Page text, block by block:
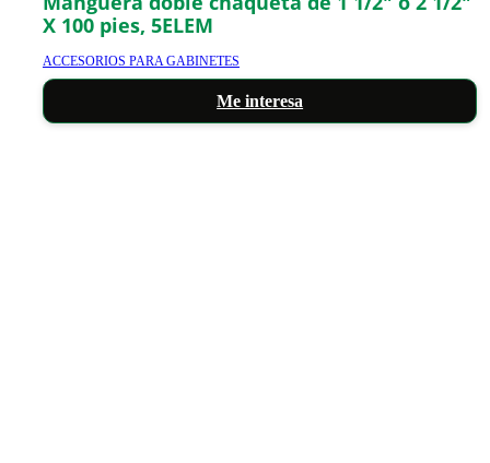
X 100 pies, 5ELEM
ACCESORIOS PARA GABINETES
Me interesa